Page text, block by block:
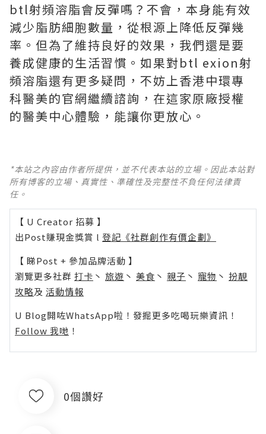
btl射頻溶脂會反彈嗎？不會，本身能有效
減少脂肪細胞數量，從根源上降低反彈幾
率。但為了維持良好的效果，我們還是要
養成健康的生活習慣。如果對btl exion射
頻溶脂還有更多疑問，不妨上香港中環專
科醫美的官網繼續諮詢，在這家原廠授權
的醫美中心體驗，能讓你更放心。
*本站之內容由作者所提供，並不代表本站的立場。因此本站對
所有博客的立場、真實性、準確性及完整性不負任何法律責
任。
【 U Creator 招募 】
出Post賺現金獎賞 l 登記《社群創作有價企劃》
【 睇Post + 參加品牌活動 】
瀏覽更多社群 打卡 丶 旅遊 丶 美食 丶 親子 丶 寵物 丶 扮靚
攻略及 活動情報
U Blog開咗WhatsApp啦！發掘更多吃喝玩樂資訊！
Follow 我哋 ！
0個讚好